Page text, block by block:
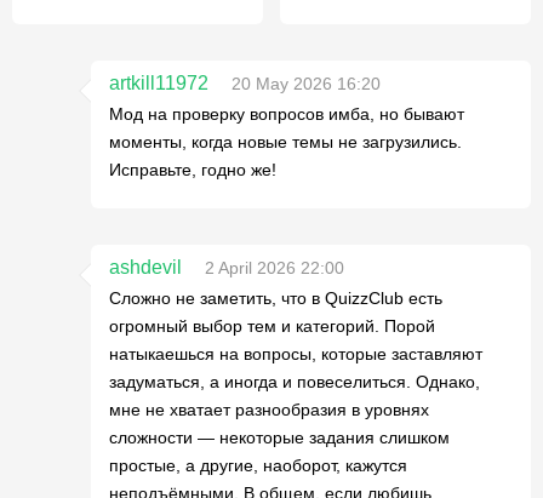
artkill11972
20 May 2026 16:20
Мод на проверку вопросов имба, но бывают
моменты, когда новые темы не загрузились.
Исправьте, годно же!
ashdevil
2 April 2026 22:00
Сложно не заметить, что в QuizzClub есть
огромный выбор тем и категорий. Порой
натыкаешься на вопросы, которые заставляют
задуматься, а иногда и повеселиться. Однако,
мне не хватает разнообразия в уровнях
сложности — некоторые задания слишком
простые, а другие, наоборот, кажутся
неподъёмными. В общем, если любишь